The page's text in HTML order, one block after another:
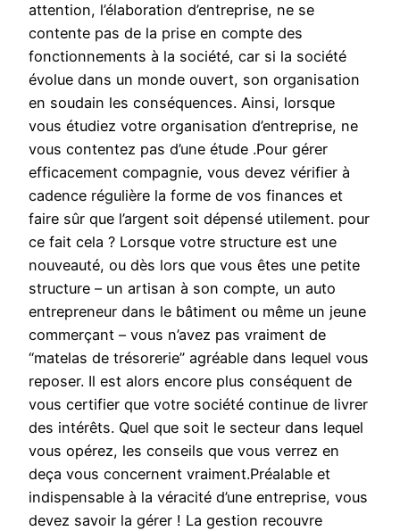
attention, l’élaboration d’entreprise, ne se
contente pas de la prise en compte des
fonctionnements à la société, car si la société
évolue dans un monde ouvert, son organisation
en soudain les conséquences. Ainsi, lorsque
vous étudiez votre organisation d’entreprise, ne
vous contentez pas d’une étude .Pour gérer
efficacement compagnie, vous devez vérifier à
cadence régulière la forme de vos finances et
faire sûr que l’argent soit dépensé utilement. pour
ce fait cela ? Lorsque votre structure est une
nouveauté, ou dès lors que vous êtes une petite
structure – un artisan à son compte, un auto
entrepreneur dans le bâtiment ou même un jeune
commerçant – vous n’avez pas vraiment de
“matelas de trésorerie” agréable dans lequel vous
reposer. Il est alors encore plus conséquent de
vous certifier que votre société continue de livrer
des intérêts. Quel que soit le secteur dans lequel
vous opérez, les conseils que vous verrez en
deça vous concernent vraiment.Préalable et
indispensable à la véracité d’une entreprise, vous
devez savoir la gérer ! La gestion recouvre